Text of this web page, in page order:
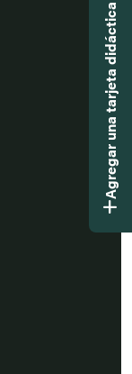
Agregar una tarjeta didáctica